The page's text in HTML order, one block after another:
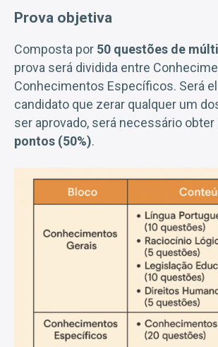
Prova objetiva
Composta por 50 questões de
prova será dividida entre
Conhecimentos Específicos. Será
candidato que zerar qualquer um
ser aprovado, será necessário obter
pontos (50%).